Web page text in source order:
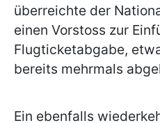
überreichte der
einen Vorstoss zur
Flugticketabgabe,
bereits mehrmals
Ein ebenfalls